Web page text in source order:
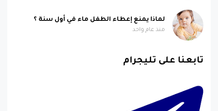
لماذا يمنع إعطاء الطفل ماء في أول سنة ؟
منذ عام واحد
تابعنا على تليجرام